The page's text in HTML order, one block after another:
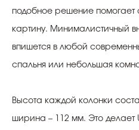
подобное решение помогает
картину. Минималистичный
впишется в любой
спальня или небольшая
Высота каждой колонки
ширина – 112 мм. Это делает